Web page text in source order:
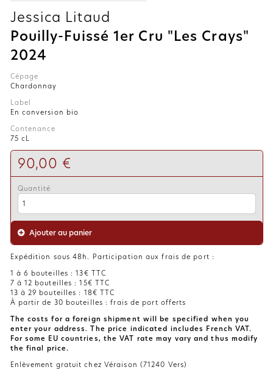
Jessica Litaud
Pouilly-Fuissé 1er Cru "Les Crays"
2024
Cépage
Chardonnay
Label
En conversion bio
Contenance
75 cL
90,00 €
Quantité
Ajouter au panier
Expédition sous 48h. Participation aux frais de port :
1 à 6 bouteilles : 13€ TTC
7 à 12 bouteilles : 15€ TTC
13 à 29 bouteilles : 18€ TTC
À partir de 30 bouteilles : frais de port offerts
The costs for a foreign shipment will be specified when you
enter your address. The price indicated includes French VAT.
For some EU countries, the VAT rate may vary and thus modify
the final price.
Enlèvement gratuit chez Véraison (71240 Vers)